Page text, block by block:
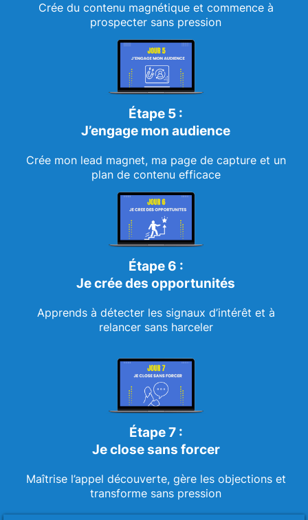
Crée du contenu magnétique et commence à
prospecter sans pression
Étape 5 :
J’engage mon audience
Crée mon lead magnet, ma page de capture et un
plan de contenu efficace
Étape 6 :
Je crée des opportunités
Apprends à détecter les signaux d’intérêt et à
relancer sans harceler
Étape 7 :
Je close sans forcer
Maîtrise l’appel découverte, gère les objections et
transforme sans pression